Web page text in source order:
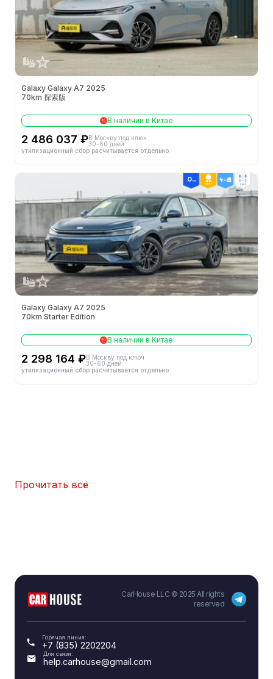
Galaxy Galaxy A7 2025
70km 探索版
В наличии в Китае
2 486 037 ₽В Москву под ключ
30-60 дней
утилизационный сбор расчитывается отдельно
ТОП 1 2wd
Galaxy Galaxy A7 2025
70km Starter Edition
В наличии в Китае
2 298 164 ₽В Москву под ключ
30-60 дней
утилизационный сбор расчитывается отдельно
Прочитать всё
CarHouse LLC © 2025 All rights
reserved
Горячая линия:
+7 (835) 2202204
Для связи:
help.carhouse@gmail.com